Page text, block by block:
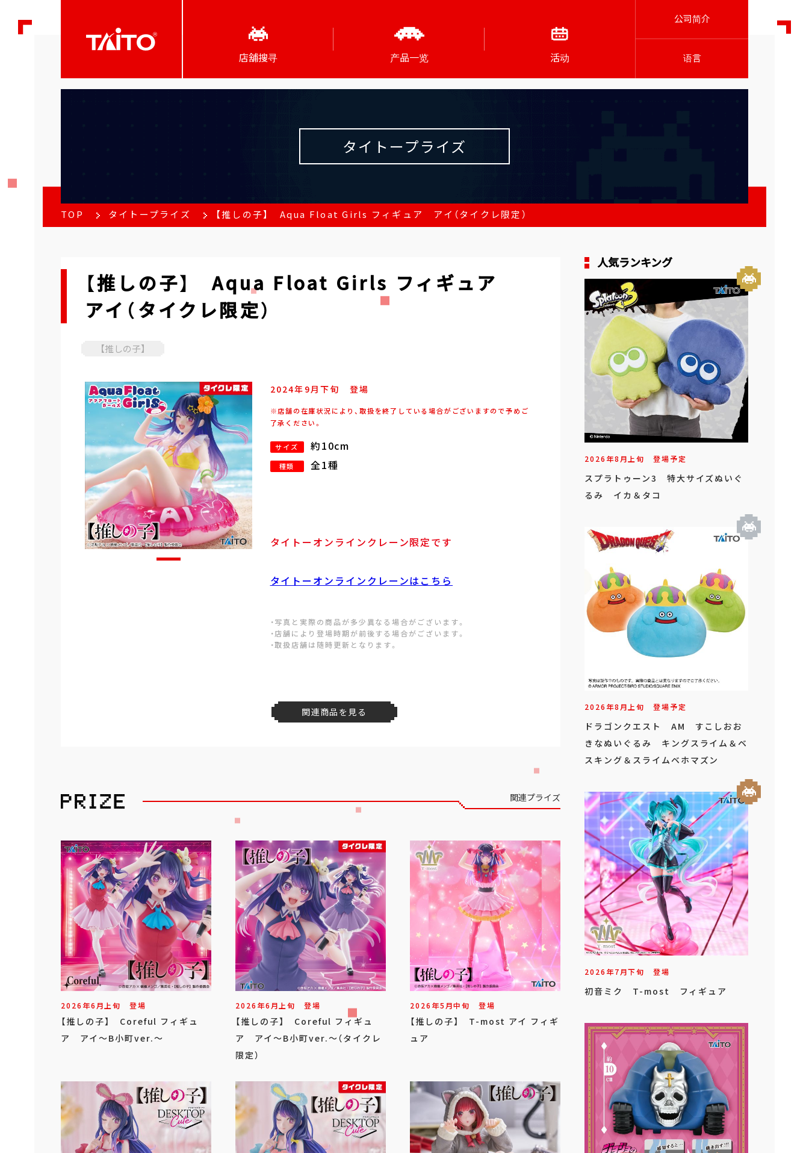
店舖搜寻 产品一览 活动
公司简介
语言
タイトープライズ
TOP タイトープライズ 【推しの子】 Aqua Float Girls フィギュア アイ（タイクレ限定）
【推しの子】 Aqua Float Girls フィギュア
アイ（タイクレ限定）
【推しの子】
2024年 9月下旬 登場
※店舗の在庫状況により、取扱を終了している場合がございますので予めご
了承ください。
サイズ 約10cm
種類 全1種
タイトーオンラインクレーン限定です
タイトーオンラインクレーンはこちら
・写真と実際の商品が多少異なる場合がございます。
・店舗により登場時期が前後する場合がございます。
・取扱店舗は随時更新となります。
関連商品を見る
関連プライズ
2026年6月上旬 登場
【推しの子】 Coreful フィギュ
ア アイ～B小町ver.～
2026年6月上旬 登場
【推しの子】 Coreful フィギュ
ア アイ～B小町ver.～（タイクレ
限定）
2026年5月中旬 登場
【推しの子】 T-most アイ フィギ
ュア
人気ランキング
2026年8月上旬 登場予定
スプラトゥーン3 特大サイズぬいぐ
るみ イカ＆タコ
2026年8月上旬 登場予定
ドラゴンクエスト AM すこしおお
きなぬいぐるみ キングスライム＆ベ
スキング＆スライムベホマズン
2026年7月下旬 登場
初音ミク T-most フィギュア